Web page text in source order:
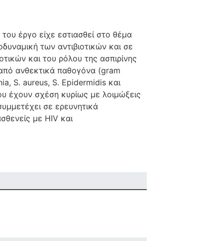
έργο είχε εστιασθεί στο θέμα
των αντιβιοτικών και σε
και του ρόλου της ασπιρίνης
ανθεκτικά παθογόνα (gram
S. aureus, S. Epidermidis και
έχουν σχέση κυρίως με λοιμώξεις
σε ερευνητικά
με HIV και